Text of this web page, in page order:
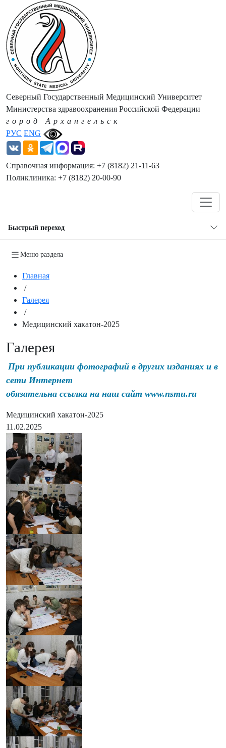
РУС ENG
Северный Государственный Медицинский Университет
Министерства здравоохранения Российской Федерации
город Архангельск
Справочная информация: +7 (8182) 21-11-63
Поликлиника: +7 (8182) 20-00-90
Быстрый переход
Меню раздела
Главная
/
Галерея
/
Медицинский хакатон-2025
Галерея
При публикации фотографий в других изданиях и в
сети Интернет
обязательна ссылка на наш сайт www.nsmu.ru
Медицинский хакатон-2025
11.02.2025